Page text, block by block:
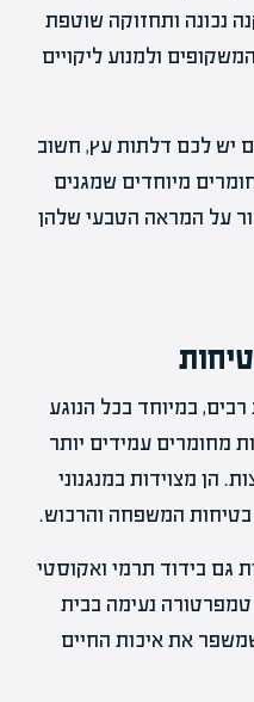
נכונה ותחזוקה שוטפת
ולמנוע ליקויים
יש לכם דלתות עץ, חשוב
מיוחדים שמגנים
על המראה הטבעי שלהן
במיוחד בכל הנוגע
מחומרים עמידים יותר
הן מצוידות במנגנוני
המשפחה והרכוש.
גם בידוד תרמי ואקוסטי
טמפרטורה נעימה בבית
את איכות החיים